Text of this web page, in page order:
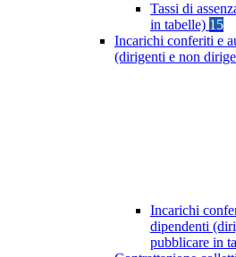
Tassi di
in tabelle) 15
Incarichi conferiti e
(dirigenti e non
Incarichi
dipendenti
pubblicare in